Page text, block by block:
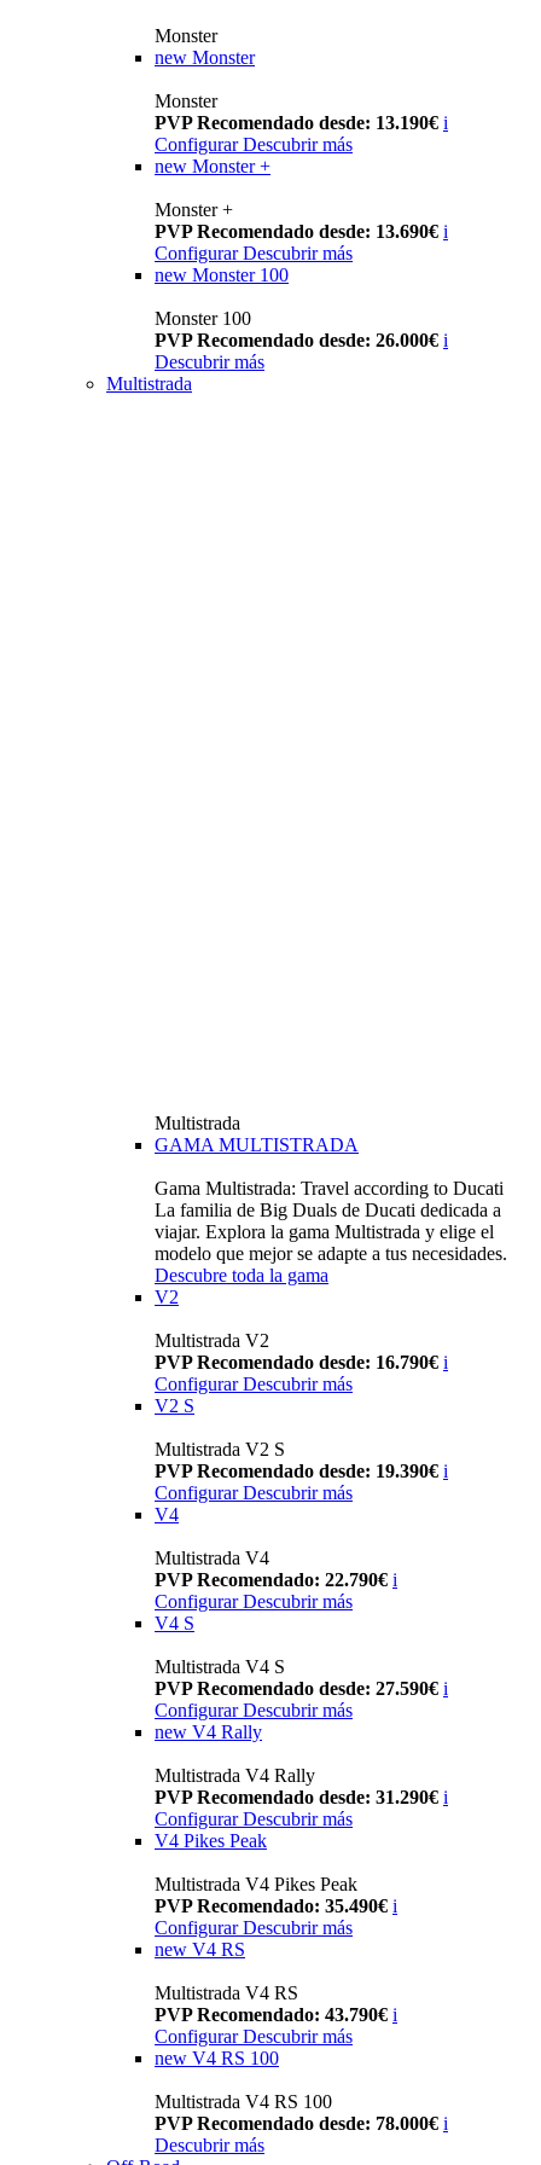
Monster
new Monster
Monster
PVP Recomendado desde: 13.190€ i
Configurar Descubrir más
new Monster +
Monster +
PVP Recomendado desde: 13.690€ i
Configurar Descubrir más
new Monster 100
Monster 100
PVP Recomendado desde: 26.000€ i
Descubrir más
Multistrada
Multistrada
GAMA MULTISTRADA
Gama Multistrada: Travel according to Ducati
La familia de Big Duals de Ducati dedicada a
viajar. Explora la gama Multistrada y elige el
modelo que mejor se adapte a tus necesidades.
Descubre toda la gama
V2
Multistrada V2
PVP Recomendado desde: 16.790€ i
Configurar Descubrir más
V2 S
Multistrada V2 S
PVP Recomendado desde: 19.390€ i
Configurar Descubrir más
V4
Multistrada V4
PVP Recomendado: 22.790€ i
Configurar Descubrir más
V4 S
Multistrada V4 S
PVP Recomendado desde: 27.590€ i
Configurar Descubrir más
new V4 Rally
Multistrada V4 Rally
PVP Recomendado desde: 31.290€ i
Configurar Descubrir más
V4 Pikes Peak
Multistrada V4 Pikes Peak
PVP Recomendado: 35.490€ i
Configurar Descubrir más
new V4 RS
Multistrada V4 RS
PVP Recomendado: 43.790€ i
ConfigurarDescubrir más
new V4 RS 100
Multistrada V4 RS 100
PVP Recomendado desde: 78.000€ i
Descubrir más